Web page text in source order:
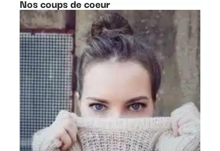
Nos coups de coeur